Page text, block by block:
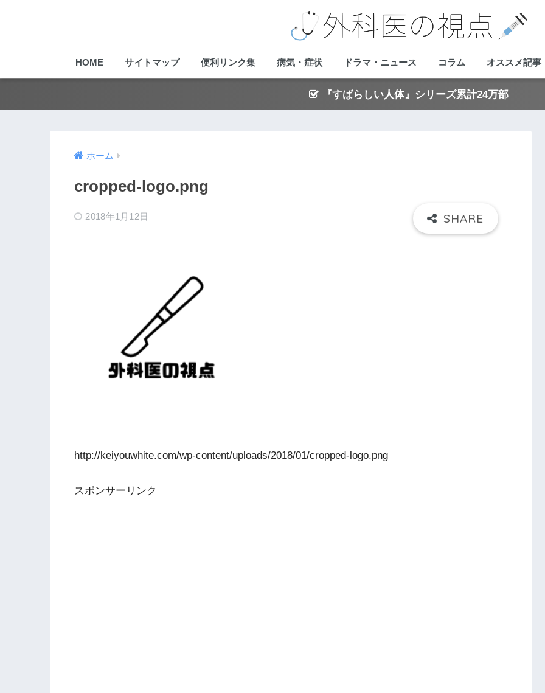
HOME サイトマップ 便利リンク集 病気・症状 ドラマ・ニュース コラム オススメ記事
『すばらしい人体』シリーズ累計24万部
ホーム
cropped-logo.png
2018年1月12日
http://keiyouwhite.com/wp-content/uploads/2018/01/cropped-logo.png
スポンサーリンク